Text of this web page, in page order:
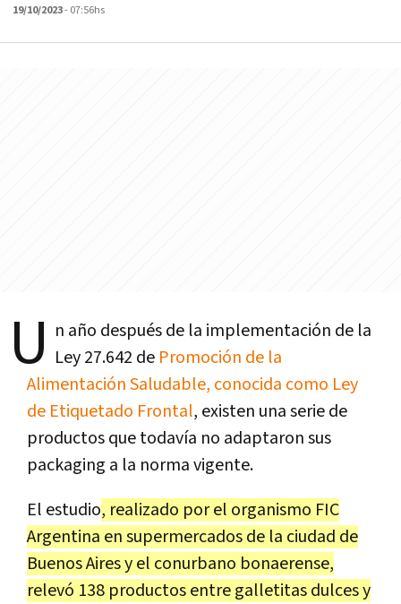
19/10/2023- 07:56hs
U n año después de la implementación de la
Ley 27.642 de Promoción de la
Alimentación Saludable, conocida como Ley
de Etiquetado Frontal, existen una serie de
productos que todavía no adaptaron sus
packaging a la norma vigente.
El estudio, realizado por el organismo FIC
Argentina en supermercados de la ciudad de
Buenos Aires y el conurbano bonaerense,
relevó 138 productos entre galletitas dulces y